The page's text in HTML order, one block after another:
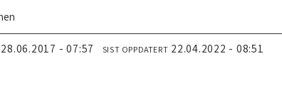
28.06.2017 - 07:57 SIST OPPDATERT 22.04.2022 - 08:51